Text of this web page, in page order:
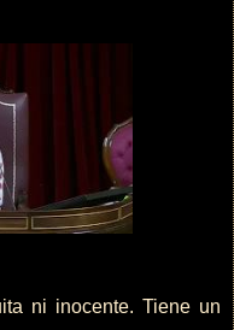
ni inocente. Tiene un